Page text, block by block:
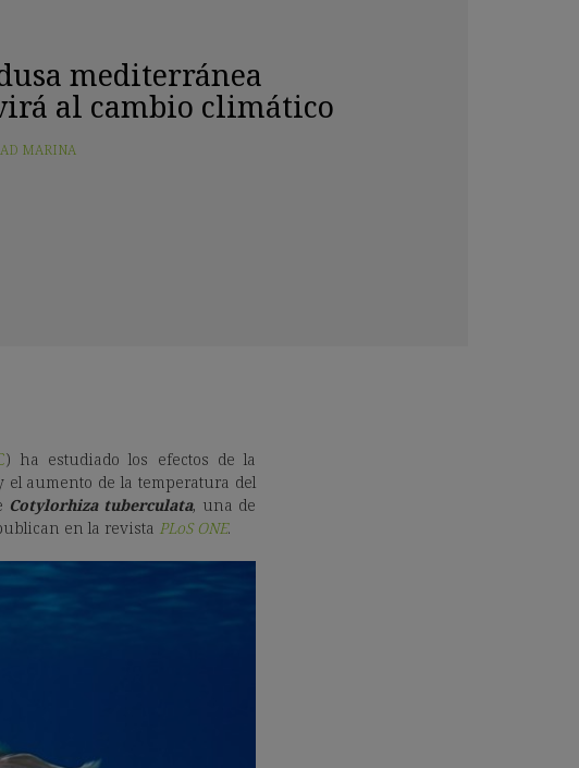
mediterránea
al cambio climático
MARINA
) ha estudiado los efectos de la
el aumento de la temperatura del
Cotylorhiza tuberculata, una de
en la revista PLoS ONE.